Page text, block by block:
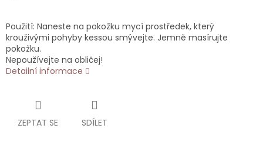
Použití: Naneste na pokožku mycí prostředek, který
krouživými pohyby kessou smývejte. Jemně masírujte
pokožku.
Nepoužívejte na obličej!
Detailní informace
ZEPTAT SE SDÍLET